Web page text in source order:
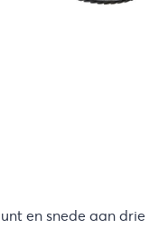
en snede aan drie